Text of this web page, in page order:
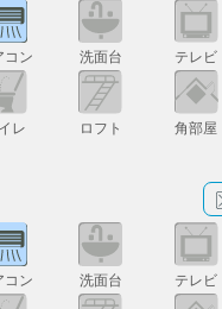
コン 洗面台 テレビ
レ ロフト 角部屋
コン 洗面台 テレビ